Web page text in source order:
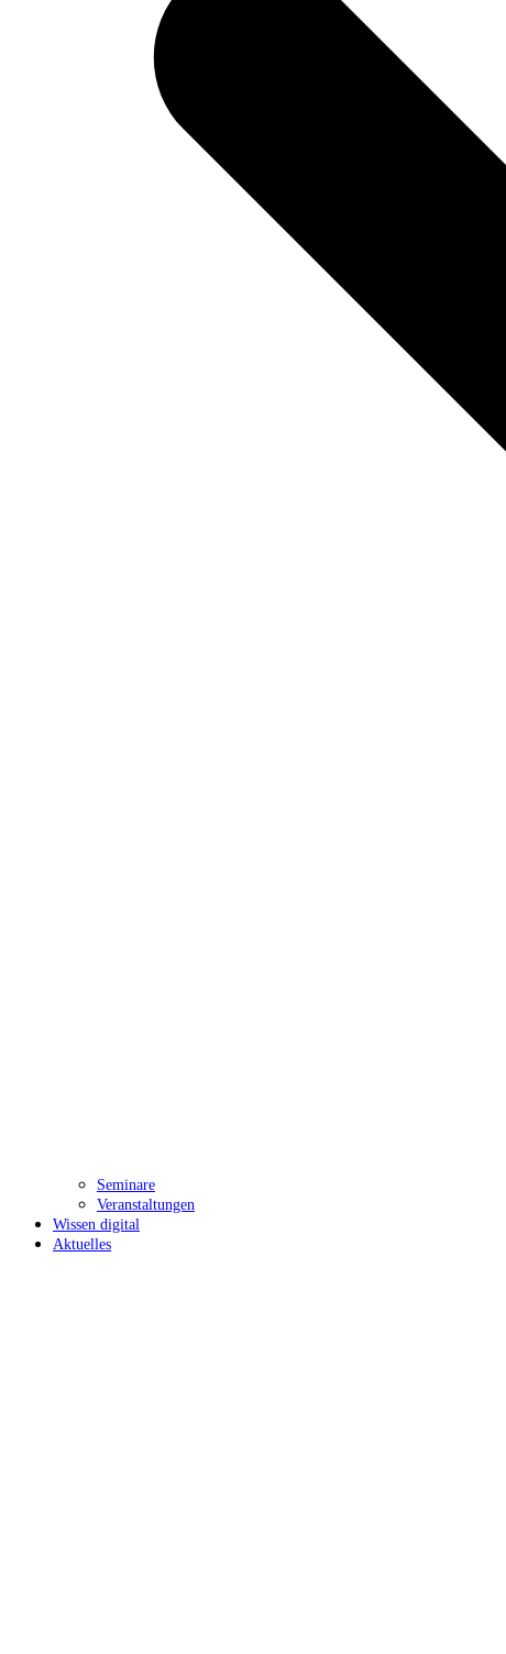
Seminare
Veranstaltungen
Wissen digital
Aktuelles